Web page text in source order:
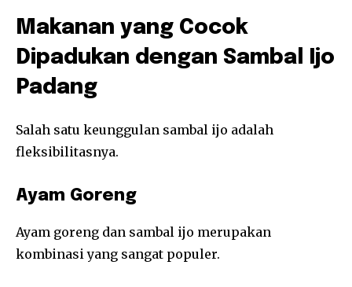
Makanan yang Cocok
Dipadukan dengan Sambal Ijo
Padang
Salah satu keunggulan sambal ijo adalah
fleksibilitasnya.
Ayam Goreng
Ayam goreng dan sambal ijo merupakan
kombinasi yang sangat populer.